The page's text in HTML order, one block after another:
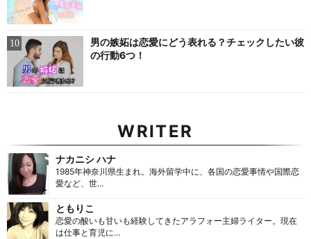
男の嫉妬は恋愛にどう表れる？チェックしたい彼
の行動6つ！
WRITER
ナカニシ ハナ
1985年神奈川県生まれ。海外留学中に、各国の恋愛事情や国際恋
愛など、世...
ともりこ
恋愛の酸いも甘いも経験してきたアラフォー主婦ライター。現在
は仕事と育児に...